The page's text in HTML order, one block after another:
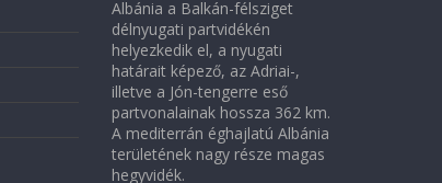
Albánia a Balkán-félsziget
délnyugati partvidékén
helyezkedik el, a nyugati
határait képező, az Adriai-,
illetve a Jón-tengerre eső
partvonalainak hossza 362 km.
A mediterrán éghajlatú Albánia
területének nagy része magas
hegyvidék.